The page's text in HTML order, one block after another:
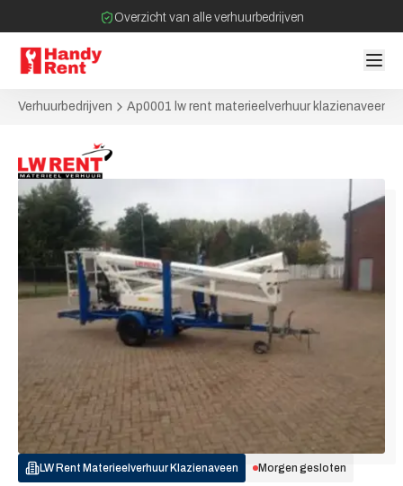
Overzicht van alle verhuurbedrijven
Filter op bedrijven bij jou in de buurt
Geen tussenpartijen bij verhuurovereenkomst
Verhuurbedrijven Ap0001 lw rent materieelverhuur klazienaveen
LW Rent MaterieelverhuurKlazienaveen Morgen gesloten